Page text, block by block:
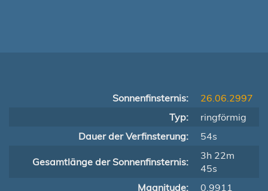
Sonnenfinsternis:
26.06.2997
Typ:
ringförmig
Dauer der Verfinsterung:
54s
Gesamtlänge der Sonnenfinsternis:
3h 22m
45s
Magnitude:
0.9911